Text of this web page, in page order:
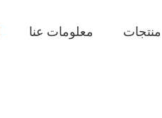
معلومات عنا منتجات